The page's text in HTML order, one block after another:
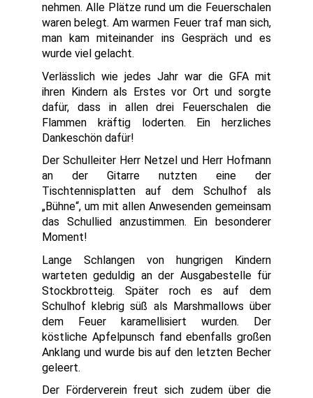
nehmen. Alle Plätze rund um die Feuerschalen
waren belegt. Am warmen Feuer traf man sich,
man kam miteinander ins Gespräch und es
wurde viel gelacht.
Verlässlich wie jedes Jahr war die GFA mit
ihren Kindern als Erstes vor Ort und sorgte
dafür, dass in allen drei Feuerschalen die
Flammen kräftig loderten. Ein herzliches
Dankeschön dafür!
Der Schulleiter Herr Netzel und Herr Hofmann
an der Gitarre nutzten eine der
Tischtennisplatten auf dem Schulhof als
„Bühne“, um mit allen Anwesenden gemeinsam
das Schullied anzustimmen. Ein besonderer
Moment!
Lange Schlangen von hungrigen Kindern
warteten geduldig an der Ausgabestelle für
Stockbrotteig. Später roch es auf dem
Schulhof klebrig süß als Marshmallows über
dem Feuer karamellisiert wurden. Der
köstliche Apfelpunsch fand ebenfalls großen
Anklang und wurde bis auf den letzten Becher
geleert.
Der Förderverein freut sich zudem über die